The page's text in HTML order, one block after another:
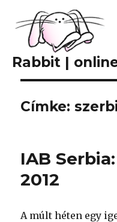
Rabbit |
Címke:
IAB
2012
A múlt héten egy